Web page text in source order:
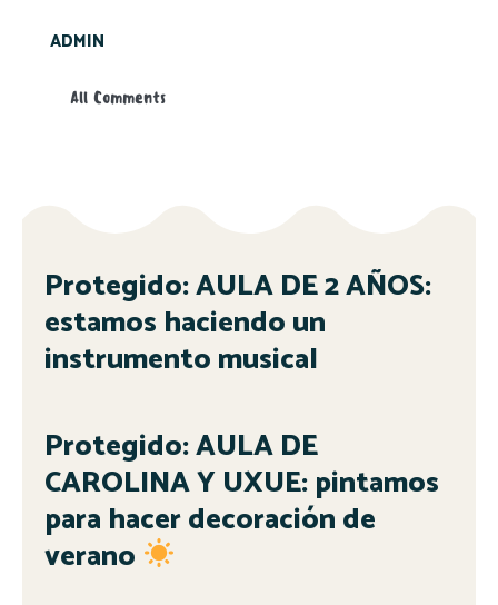
ADMIN
All Comments
Protegido: AULA DE 2 AÑOS:
estamos haciendo un
instrumento musical
Protegido: AULA DE
CAROLINA Y UXUE: pintamos
para hacer decoración de
verano